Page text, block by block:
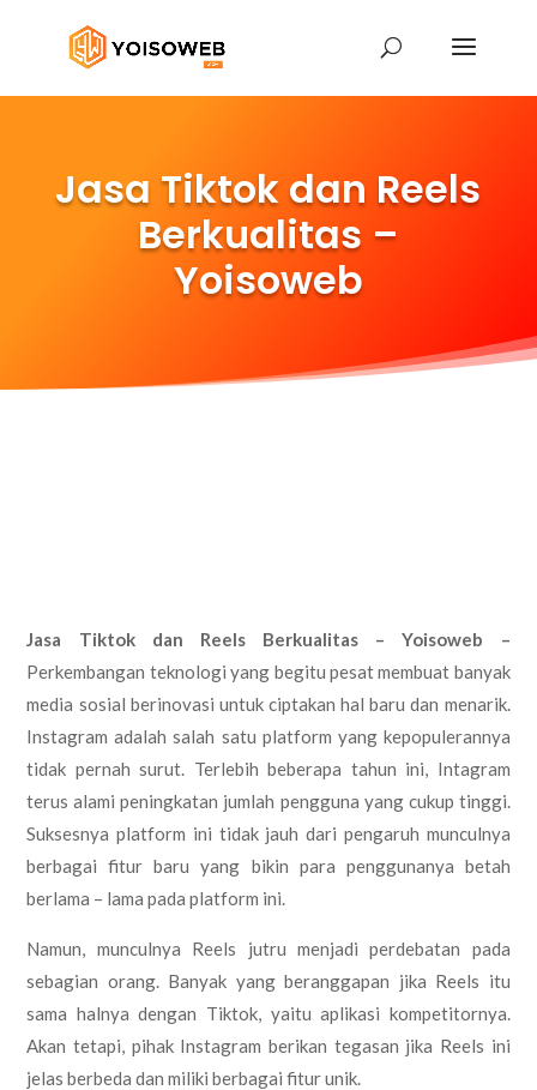
Jasa Tiktok dan Reels
Berkualitas –
Yoisoweb
Jasa Tiktok dan Reels Berkualitas – Yoisoweb –
Perkembangan teknologi yang begitu pesat membuat banyak
media sosial berinovasi untuk ciptakan hal baru dan menarik.
Instagram adalah salah satu platform yang kepopulerannya
tidak pernah surut. Terlebih beberapa tahun ini, Intagram
terus alami peningkatan jumlah pengguna yang cukup tinggi.
Suksesnya platform ini tidak jauh dari pengaruh munculnya
berbagai fitur baru yang bikin para penggunanya betah
berlama – lama pada platform ini.
Namun, munculnya Reels jutru menjadi perdebatan pada
sebagian orang. Banyak yang beranggapan jika Reels itu
sama halnya dengan Tiktok, yaitu aplikasi kompetitornya.
Akan tetapi, pihak Instagram berikan tegasan jika Reels ini
jelas berbeda dan miliki berbagai fitur unik.